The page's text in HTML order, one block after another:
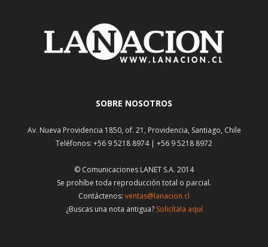
SOBRE NOSOTROS
Av. Nueva Providencia 1850, of. 21, Providencia, Santiago, Chile
Teléfonos: +56 9 5218 8974 | +56 9 5218 8972
© Comunicaciones LANET S.A. 2014
Se prohíbe toda reproducción total o parcial.
Contáctenos: ventas@lanacion.cl
¿Buscas una nota antigua? Solicítala aquí